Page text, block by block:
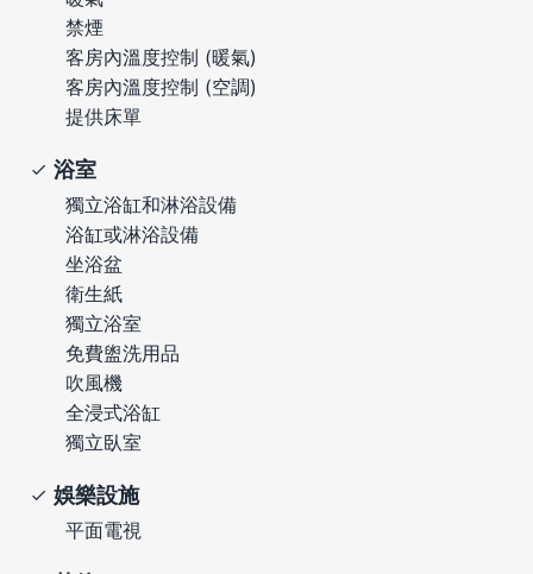
禁煙
客房內溫度控制 (暖氣)
客房內溫度控制 (空調)
提供床單
浴室
獨立浴缸和淋浴設備
浴缸或淋浴設備
坐浴盆
衛生紙
獨立浴室
免費盥洗用品
吹風機
全浸式浴缸
獨立臥室
娛樂設施
平面電視